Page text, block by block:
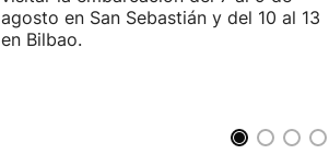
agosto en San Sebastián y del 10 al 13
en Bilbao.